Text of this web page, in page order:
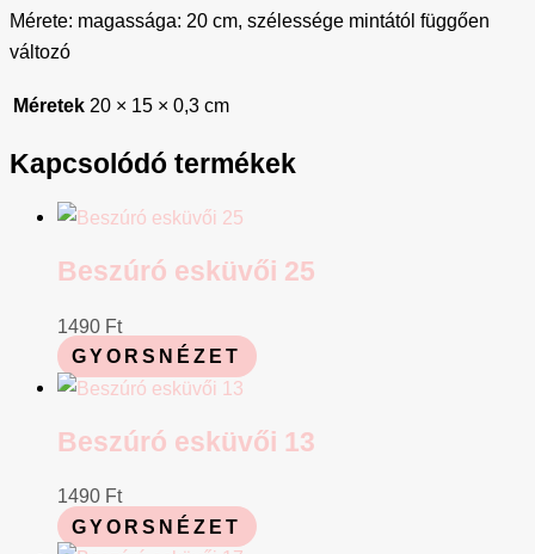
Mérete: magassága: 20 cm, szélessége mintától függően
változó
Méretek 20 × 15 × 0,3 cm
Kapcsolódó termékek
Beszúró esküvői 25
1490 Ft
GYORSNÉZET
Beszúró esküvői 13
1490 Ft
GYORSNÉZET